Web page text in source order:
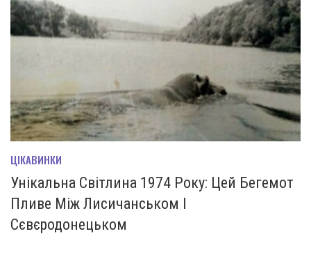
ЦІКАВИНКИ
Унікальна Світлина 1974 Року: Цей Бегемот
Пливе Між Лисичанськом І
Сєвєродонецьком